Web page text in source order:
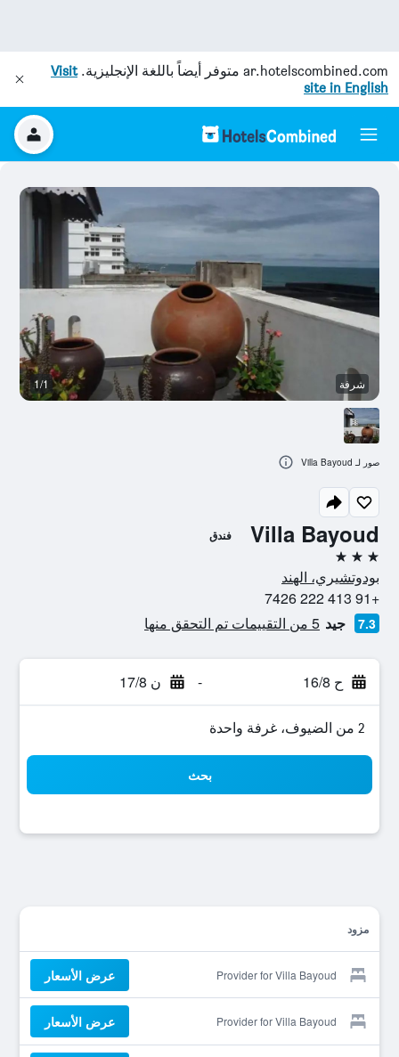
ar.hotelscombined.com متوفر أيضاً باللغة الإنجليزية.Visit
site in English
Villa Bayoud فندق
3 نجوم
بودوتشيري، الهند
+91 413 222 7426
7.3 جيد 5 من التقييمات تم التحقق منها
ح 16/8 - ن 17/8
2 من الضيوف، غرفة واحدة
بحث
مزود
Provider for Villa Bayoud عرض الأسعار
Provider for Villa Bayoud عرض الأسعار
شرفة 1/1
صور لـ Villa Bayoud